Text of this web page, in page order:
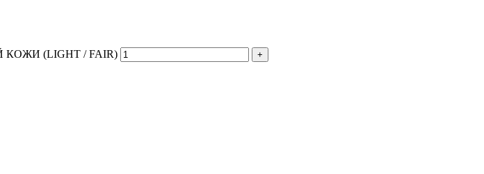
(LIGHT / FAIR)